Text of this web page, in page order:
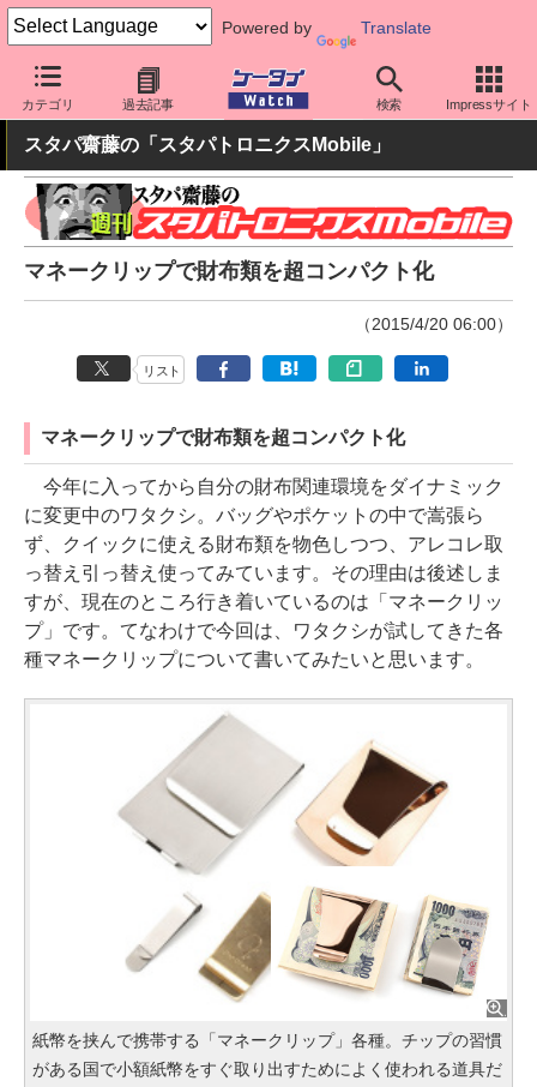
Powered by Translate
カテゴリ 過去記事 検索 Impressサイト
ケータイ Watch 最新技術/その他 その他
スタパ齋藤の「スタパトロニクスMobile」
マネークリップで財布類を超コンパクト化
（2015/4/20 06:00）
リスト
マネークリップで財布類を超コンパクト化
今年に入ってから自分の財布関連環境をダイナミック
に変更中のワタクシ。バッグやポケットの中で嵩張ら
ず、クイックに使える財布類を物色しつつ、アレコレ取
っ替え引っ替え使ってみています。その理由は後述しま
すが、現在のところ行き着いているのは「マネークリッ
プ」です。てなわけで今回は、ワタクシが試してきた各
種マネークリップについて書いてみたいと思います。
紙幣を挟んで携帯する「マネークリップ」各種。チップの習慣
がある国で小額紙幣をすぐ取り出すためによく使われる道具だ